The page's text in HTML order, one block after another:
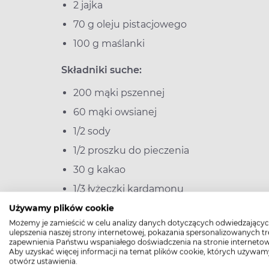
Używamy plików cookie
Możemy je zamieścić w celu analizy danych dotyczących
ulepszenia naszej strony internetowej, pokazania spersonalizowanych
zapewnienia Państwu wspaniałego doświadczenia na stronie
Aby uzyskać więcej informacji na temat plików cookie, których
otwórz ustawienia.
2 jajka
70 g oleju pistacjowego
100 g maślanki
Składniki suche:
200 mąki pszennej
60 mąki owsianej
1/2 sody
1/2 proszku do pieczenia
30 g kakao
1/3 łyżeczki kardamonu
1/2 łyżeczki cynamonu
100 gerytrytolu
1 laska wanilii